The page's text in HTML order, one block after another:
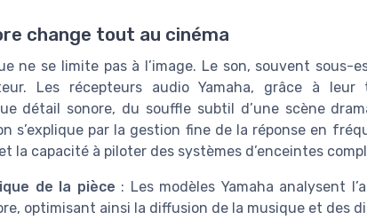
change tout au cinéma
ne se limite pas à l’image. Le son, souvent sous-
Les récepteurs audio Yamaha, grâce à leur
détail sonore, du souffle subtil d’une scène
s’explique par la gestion fine de la réponse en
la capacité à piloter des systèmes d’enceintes
de la pièce : Les modèles Yamaha analysent
optimisant ainsi la diffusion de la musique et des